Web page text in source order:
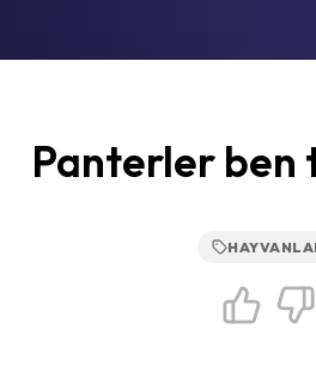
Panterler ben